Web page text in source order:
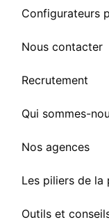
Configurateurs
Nous contacter
Recrutement
Qui sommes-
Nos agences
Les piliers de la
Outils et